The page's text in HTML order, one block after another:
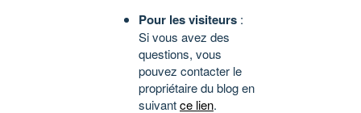
Pour les visiteurs :
Si vous avez des
questions, vous
pouvez contacter le
propriétaire du blog en
suivantce lien.